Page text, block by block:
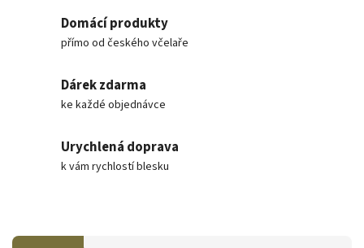
Domácí produkty
přímo od českého včelaře
Dárek zdarma
ke každé objednávce
Urychlená doprava
k vám rychlostí blesku